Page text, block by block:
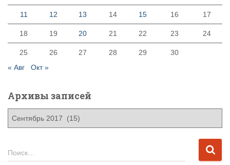
11 12 13 14 15 16 17
18 19 20 21 22 23 24
25 26 27 28 29
30
« Авг
Окт »
Архивы записей
в
Н
а
Поиск…